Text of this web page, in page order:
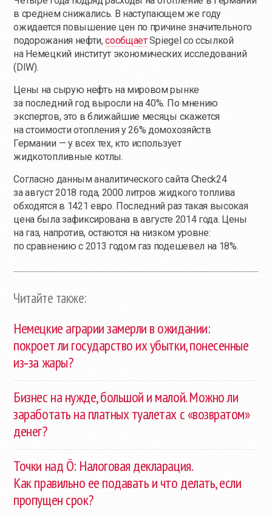
в среднем снижались. В наступающем же году
ожидается повышение цен по причине значительного
подорожания нефти,сообщаетSpiegel со ссылкой
на Немецкий институт экономических исследований
(DIW).
Цены на сырую нефть на мировом рынке
за последний год выросли на 40%. По мнению
экспертов, это в ближайшие месяцы скажется
на стоимости отопления у 26% домохозяйств
Германии — у всех тех, кто использует
жидкотопливные котлы.
Согласно данным аналитического сайта Check24
за август 2018 года, 2000 литров жидкого топлива
обходятся в 1421 евро. Последний раз такая высокая
цена была зафиксирована в августе 2014 года. Цены
на газ, напротив, остаются на низком уровне:
по сравнению с 2013 годом газ подешевел на 18%.
Читайте также:
Немецкие аграрии замерли в ожидании:
покроет ли государство их убытки, понесенные
из‑за жары?
Бизнес на нужде, большой и малой. Можно ли
заработать на платных туалетах с «возвратом»
денег?
Точки над Ö: Налоговая декларация.
Как правильно ее подавать и что делать, если
пропущен срок?